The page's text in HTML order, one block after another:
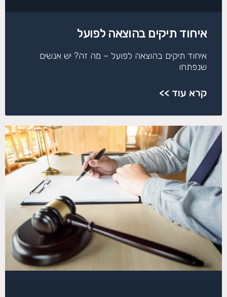
איחוד תיקים בהוצאה לפועל
איחוד תיקים בהוצאה לפועל – מה זה? יש אנשים
שנפתחו
קרא עוד >>